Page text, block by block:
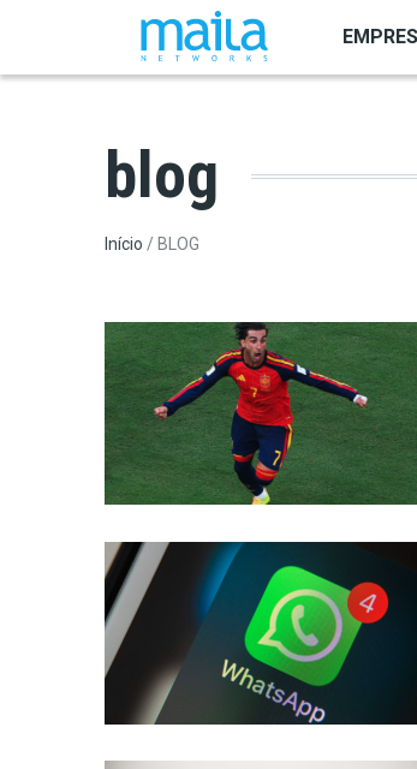
Pular para o conteúdo principal
blog
Trilha de
Início BLOG